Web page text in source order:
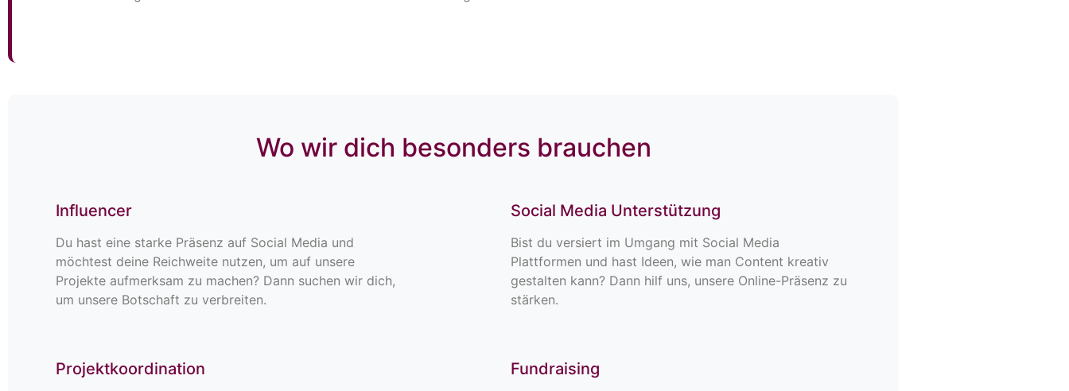
Wo wir dich besonders brauchen
Influencer
Du hast eine starke Präsenz auf Social Media und
möchtest deine Reichweite nutzen, um auf unsere
Projekte aufmerksam zu machen? Dann suchen wir dich,
um unsere Botschaft zu verbreiten.
Social Media Unterstützung
Bist du versiert im Umgang mit Social Media
Plattformen und hast Ideen, wie man Content kreativ
gestalten kann? Dann hilf uns, unsere Online-Präsenz zu
stärken.
Projektkoordination Fundraising